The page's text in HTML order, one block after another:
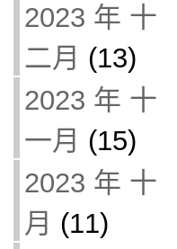
2023 年 十
二月 (13)
2023 年 十
一月 (15)
2023 年 十
月 (11)